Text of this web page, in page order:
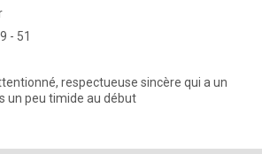
- 51
respectueuse sincère qui a un
un peu timide au début